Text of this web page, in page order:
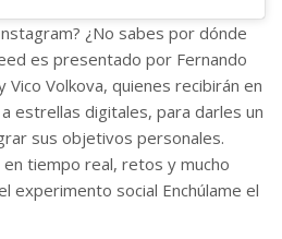
¿No sabes por dónde
es presentado por Fernando
Vico Volkova, quienes recibirán en
estrellas digitales, para darles un
sus objetivos personales.
tiempo real, retos y mucho
experimento social Enchúlame el